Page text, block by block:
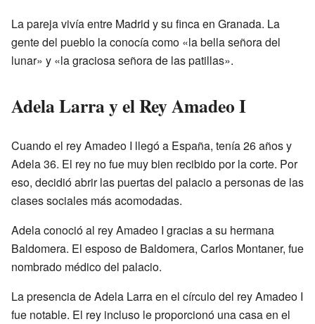
La pareja vivía entre Madrid y su finca en Granada. La
gente del pueblo la conocía como «la bella señora del
lunar» y «la graciosa señora de las patillas».
Adela Larra y el Rey Amadeo I
Cuando el rey Amadeo I llegó a España, tenía 26 años y
Adela 36. El rey no fue muy bien recibido por la corte. Por
eso, decidió abrir las puertas del palacio a personas de las
clases sociales más acomodadas.
Adela conoció al rey Amadeo I gracias a su hermana
Baldomera. El esposo de Baldomera, Carlos Montaner, fue
nombrado médico del palacio.
La presencia de Adela Larra en el círculo del rey Amadeo I
fue notable. El rey incluso le proporcionó una casa en el